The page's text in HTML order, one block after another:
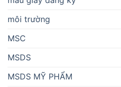
môi trường
MSC
MSDS
MSDS MỸ PHẨM